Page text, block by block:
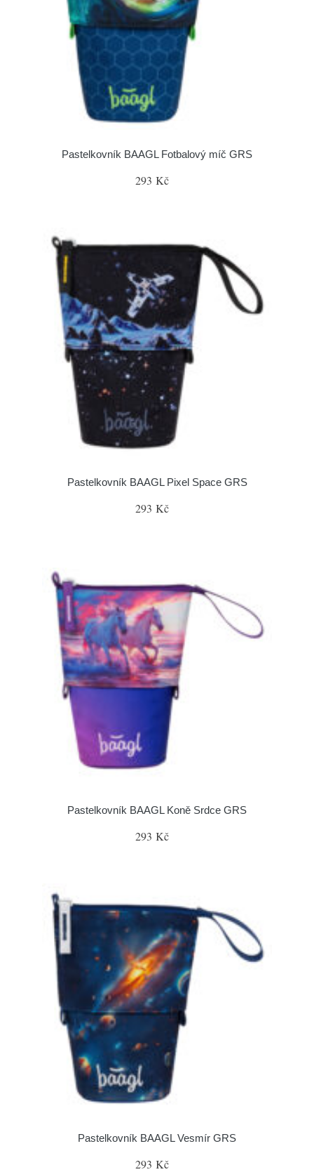
Pastelkovník BAAGL Fotbalový míč GRS
293 Kč
Pastelkovník BAAGL Pixel Space GRS
293 Kč
Pastelkovník BAAGL Koně Srdce GRS
293 Kč
Pastelkovník BAAGL Vesmír GRS
293 Kč